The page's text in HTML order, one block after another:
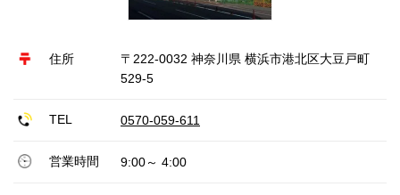
住所
〒222-0032 神奈川県 横浜市港北区大豆戸町
529-5
TEL 0570-059-611
営業時間 9:00～ 4:00